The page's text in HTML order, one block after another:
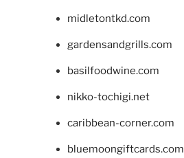
midletontkd.com
gardensandgrills.com
basilfoodwine.com
nikko-tochigi.net
caribbean-corner.com
bluemoongiftcards.com